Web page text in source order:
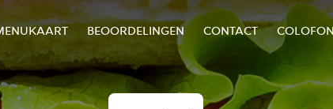
BEOORDELINGEN CONTACT